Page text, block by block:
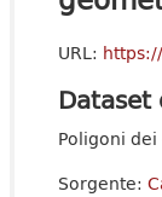
URL: https://
Poligoni
Sorgente: